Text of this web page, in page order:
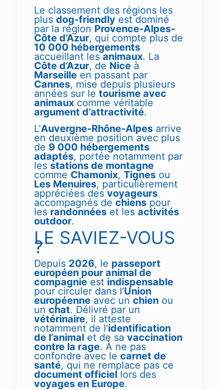
Le classement des régions les
plus dog-friendlyest dominé
par la région Provence-Alpes-
Côte d’Azur, qui compte plus de
10 000 hébergements
accueillant lesanimaux. La
Côte d’Azur, de Niceà
Marseilleen passant par
Cannes, mise depuis plusieurs
années sur le tourisme avec
animauxcomme véritable
argument d’attractivité.
L’Auvergne-Rhône-Alpesarrive
en deuxième position avec plus
de 9 000 hébergements
adaptés, portée notamment par
les stations de montagne
comme Chamonix, Tignesou
Les Menuires, particulièrement
appréciées des voyageurs
accompagnés de chienspour
les randonnéeset les activités
outdoor.
LE SAVIEZ-VOUS
?
Depuis 2026, le passeport
européen pour animal de
compagnieest indispensable
pour circuler dans l’Union
européenneavec un chienou
un chat. Délivré par un
vétérinaire, il atteste
notamment de l’identification
de l’animalet de sa vaccination
contre la rage. À ne pas
confondre avec le carnet de
santé, qui ne remplace pas ce
document officiellors des
voyages en Europe.